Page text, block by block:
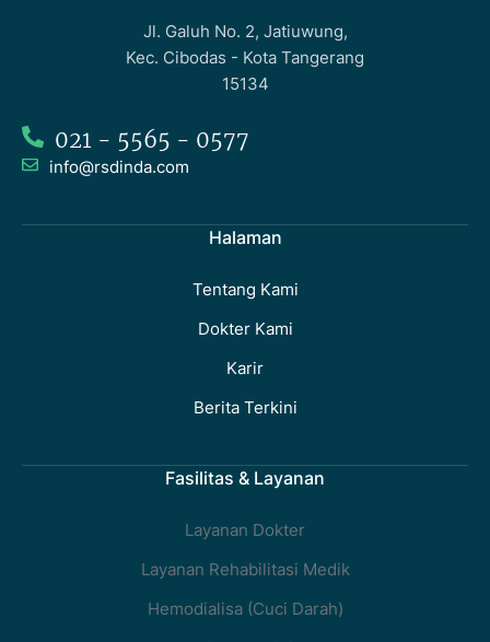
Jl. Galuh No. 2, Jatiuwung,
Kec. Cibodas - Kota Tangerang
15134
021 - 5565 - 0577
info@rsdinda.com
Halaman
Tentang Kami
Dokter Kami
Karir
Berita Terkini
Fasilitas & Layanan
Layanan Dokter
Layanan Rehabilitasi Medik
Hemodialisa (Cuci Darah)